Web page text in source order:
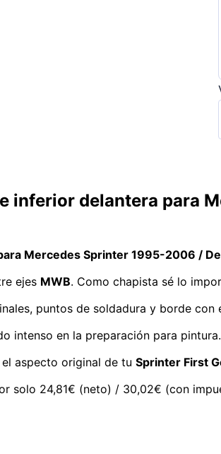
inferior delantera para
Mercedes Sprinter 1995-2006 /
ejes MWB. Como chapista sé lo
puntos de soldadura y borde con
intenso en la preparación para
aspecto original de tu Sprinter First
solo 24,81€ (neto) / 30,02€ (con